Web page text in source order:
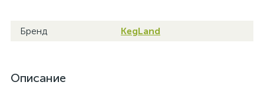
Бренд KegLand
Описание